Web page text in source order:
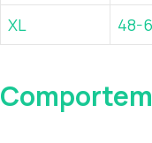
XL
48-